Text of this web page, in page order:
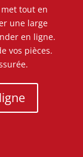
met tout en
une large
en ligne.
vos pièces.